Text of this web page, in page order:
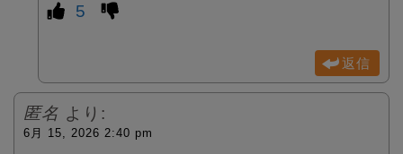
5
返信
匿名 より:
6月 15, 2026 2:40 pm